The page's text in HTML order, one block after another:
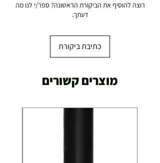
רוצה להוסיף את הביקורת הראשונה? ספר/י לנו מה
דעתך.
כתיבת ביקורת
מוצרים קשורים